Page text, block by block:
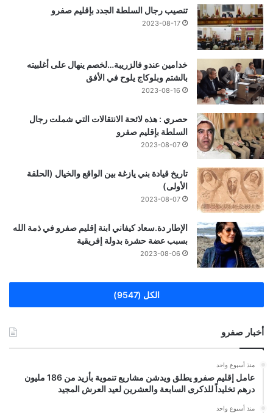
تنصيب رجال السلطة الجدد بإقليم صفرو
2023-08-17
خدامين عندو فالزريبة…لخصم ينهال على أغلبيته
بالشتم وبلوكاج يلوح في الأفق
2023-08-16
حصري : هذه لائحة الانتقالات التي شملت رجال
السلطة بإقليم صفرو
2023-08-07
تاريخ قيادة بني يازغة بين الواقع والخيال (الحلقة
الأولى)
2023-08-07
الإطار دة.سعاد كيفاني ابنة إقليم صفرو في ذمة الله
بسبب عضة حشرة بدولة إفريقية
2023-08-06
الكل (9547)
أخبار صفرو
منذ أسبوع واحد
عامل إقليم صفرو يطلق ويدشن مشاريع تنموية بأزيد من 186 مليون
درهم تخليداً للذكرى السابعة والعشرين لعيد العرش المجيد
منذ أسبوع واحد